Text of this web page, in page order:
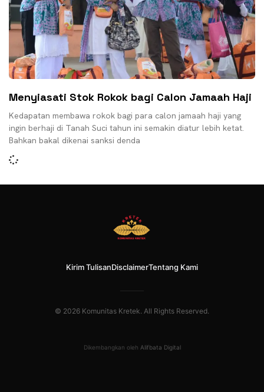
Menyiasati Stok Rokok bagi Calon Jamaah Haji
Kedapatan membawa rokok bagi para calon jamaah haji yang
ingin berhaji di Tanah Suci tahun ini semakin diatur lebih ketat.
Bahkan bakal dikenai sanksi denda
Kirim TulisanDisclaimerTentang Kami
© 2026 Komunitas Kretek. All Rights Reserved.
Dikembangkan oleh Alifbata Digital